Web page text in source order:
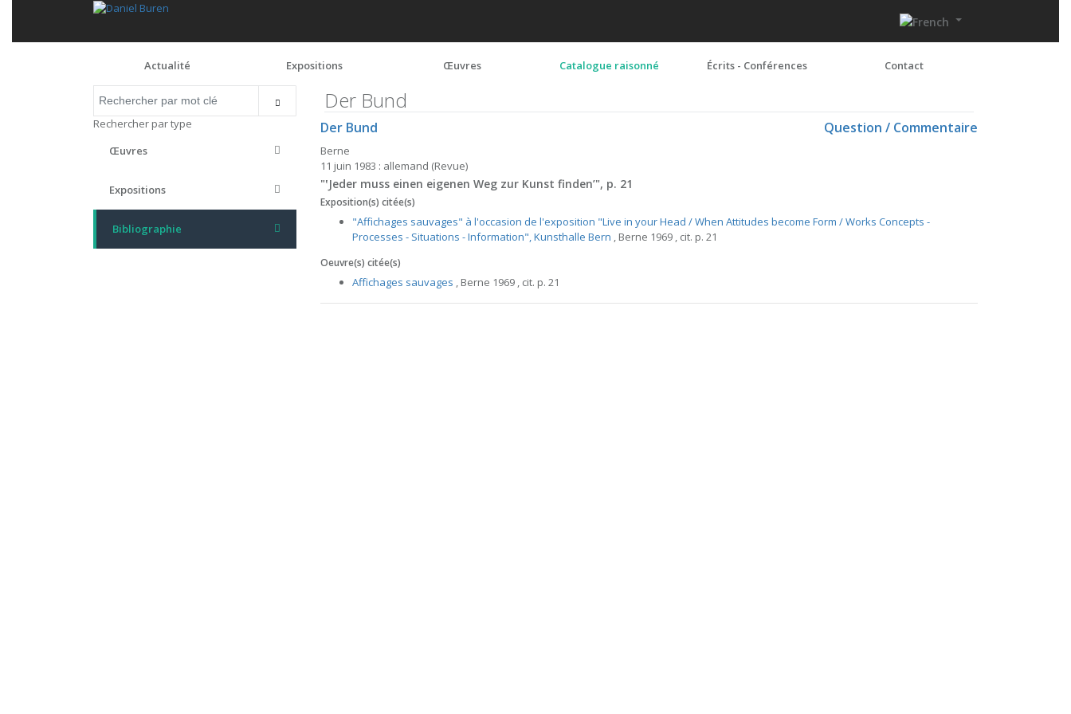
Actualité Expositions Œuvres Catalogue raisonné Écrits - Conférences Contact
Rechercher par type
Œuvres
Expositions
Bibliographie
Der Bund
Der Bund Question / Commentaire
Berne
11 juin 1983 : allemand (Revue)
"‛Jeder muss einen eigenen Weg zur Kunst finden’", p. 21
Exposition(s) citée(s)
"Affichages sauvages" à l'occasion de l'exposition "Live in your Head / When Attitudes become Form / Works Concepts -
Processes - Situations - Information", Kunsthalle Bern , Berne 1969 , cit. p. 21
Oeuvre(s) citée(s)
Affichages sauvages , Berne 1969 , cit. p. 21